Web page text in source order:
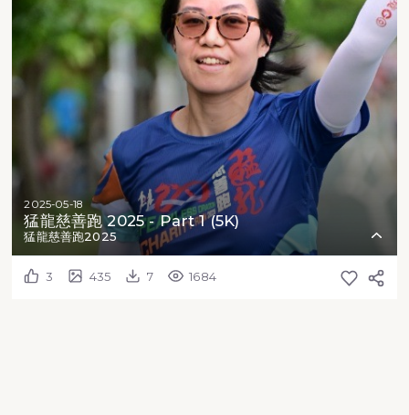
2025-05-18
猛龍慈善跑 2025 - Part 1 (5K)
猛龍慈善跑2025
3 435 7 1684